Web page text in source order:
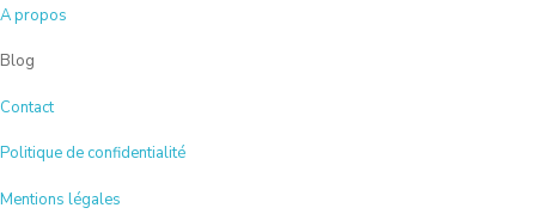
Apropos
Blog
Contact
Politique de confidentialité
Mentions légales